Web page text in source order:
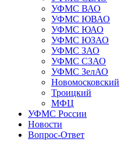
УФМС ВАО
УФМС ЮВАО
УФМС ЮАО
УФМС ЮЗАО
УФМС ЗАО
УФМС СЗАО
УФМС ЗелАО
Новомосковский
Троицкий
МФЦ
УФМС России
Новости
Вопрос-Ответ